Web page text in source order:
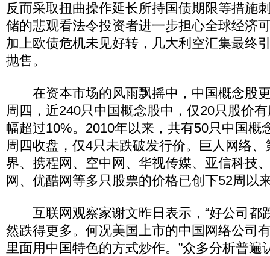
反而采取扭曲操作延长所持国债期限等措施
储的悲观看法令投资者进一步担心全球经济
加上欧债危机未见好转，几大利空汇集最终
抛售。
在资本市场的风雨飘摇中，中国概念股
周四，近240只中国概念股中，仅20只股价
幅超过10%。2010年以来，共有50只中国概
周四收盘，仅4只未跌破发行价。巨人网络
界、携程网、空中网、华视传媒、亚信科技
网、优酷网等多只股票的价格已创下52周以
互联网观察家谢文昨日表示，“好公司都
然跌得更多。何况美国上市的中国网络公司
里面用中国特色的方式炒作。”众多分析普遍